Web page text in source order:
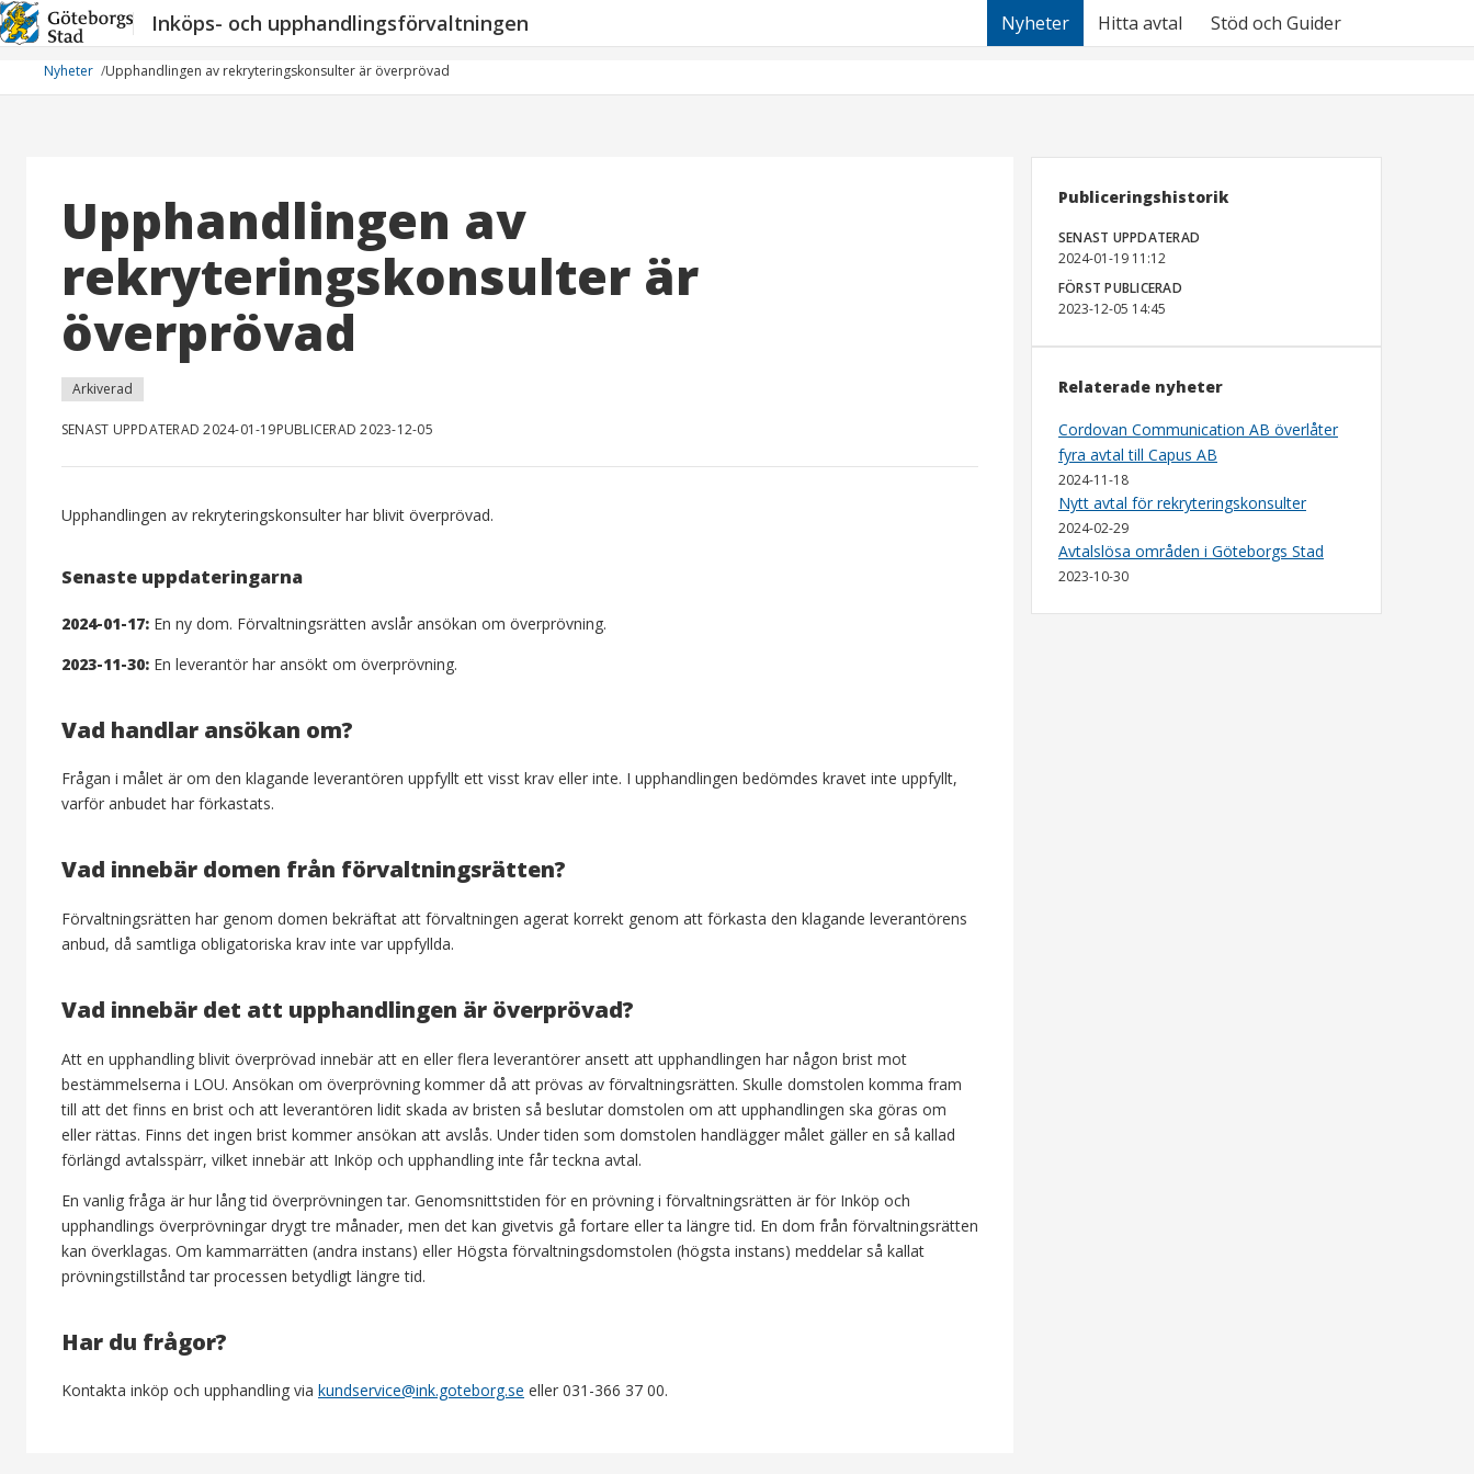
Hoppa
till
innehåll
Inköps- och upphandlingsförvaltningen Nyheter Hitta avtal Stöd och Guider
Nyheter Upphandlingen av rekryteringskonsulter är överprövad
Upphandlingen av
rekryteringskonsulter är
överprövad
Arkiverad
SENAST UPPDATERAD 2024-01-19PUBLICERAD 2023-12-05
Upphandlingen av rekryteringskonsulter har blivit överprövad.
Senaste uppdateringarna
2024-01-17: En ny dom. Förvaltningsrätten avslår ansökan om överprövning.
2023-11-30: En leverantör har ansökt om överprövning.
Vad handlar ansökan om?
Frågan i målet är om den klagande leverantören uppfyllt ett visst krav eller inte. I upphandlingen bedömdes kravet inte uppfyllt,
varför anbudet har förkastats.
Vad innebär domen från förvaltningsrätten?
Förvaltningsrätten har genom domen bekräftat att förvaltningen agerat korrekt genom att förkasta den klagande leverantörens
anbud, då samtliga obligatoriska krav inte var uppfyllda.
Vad innebär det att upphandlingen är överprövad?
Att en upphandling blivit överprövad innebär att en eller flera leverantörer ansett att upphandlingen har någon brist mot
bestämmelserna i LOU. Ansökan om överprövning kommer då att prövas av förvaltningsrätten. Skulle domstolen komma fram
till att det finns en brist och att leverantören lidit skada av bristen så beslutar domstolen om att upphandlingen ska göras om
eller rättas. Finns det ingen brist kommer ansökan att avslås. Under tiden som domstolen handlägger målet gäller en så kallad
förlängd avtalsspärr, vilket innebär att Inköp och upphandling inte får teckna avtal.
En vanlig fråga är hur lång tid överprövningen tar. Genomsnittstiden för en prövning i förvaltningsrätten är för Inköp och
upphandlings överprövningar drygt tre månader, men det kan givetvis gå fortare eller ta längre tid. En dom från förvaltningsrätten
kan överklagas. Om kammarrätten (andra instans) eller Högsta förvaltningsdomstolen (högsta instans) meddelar så kallat
prövningstillstånd tar processen betydligt längre tid.
Har du frågor?
Kontakta inköp och upphandling via kundservice@ink.goteborg.se eller 031-366 37 00.
Publiceringshistorik
SENAST UPPDATERAD
2024-01-19 11:12
FÖRST PUBLICERAD
2023-12-05 14:45
Relaterade nyheter
Cordovan Communication AB överlåter
fyra avtal till Capus AB
2024-11-18
Nytt avtal för rekryteringskonsulter
2024-02-29
Avtalslösa områden i Göteborgs Stad
2023-10-30